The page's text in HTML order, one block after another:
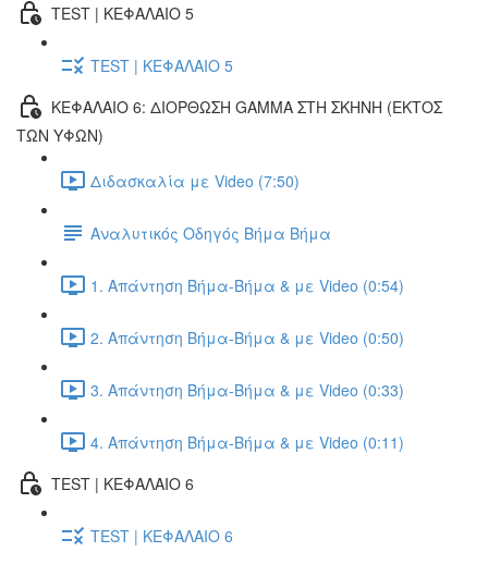
TEST | ΚΕΦΑΛΑΙΟ 5
TEST | ΚΕΦΑΛΑΙΟ 5
ΚΕΦΑΛΑΙΟ 6: ΔΙΟΡΘΩΣΗ GAMMA ΣΤΗ ΣΚΗΝΗ (ΕΚΤOΣ
ΤΩΝ ΥΦΩΝ)
Διδασκαλία με Video (7:50)
Αναλυτικός Οδηγός Βήμα Βήμα
1. Απάντηση Βήμα-Βήμα & με Video (0:54)
2. Απάντηση Βήμα-Βήμα & με Video (0:50)
3. Απάντηση Βήμα-Βήμα & με Video (0:33)
4. Απάντηση Βήμα-Βήμα & με Video (0:11)
TEST | ΚΕΦΑΛΑΙΟ 6
TEST | ΚΕΦΑΛΑΙΟ 6